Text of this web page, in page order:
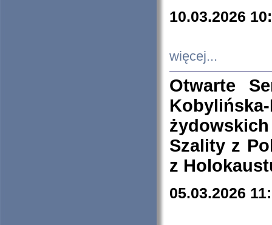
10.03.2026
więcej...
Otwarte
Szality z
z
05.03.2026